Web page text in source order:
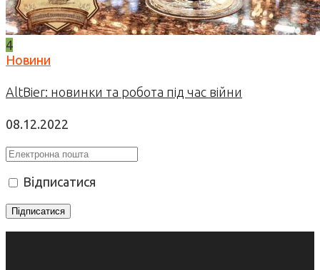
4
Новини
AltBier: новинки та робота під час війни
08.12.2022
Відписатися